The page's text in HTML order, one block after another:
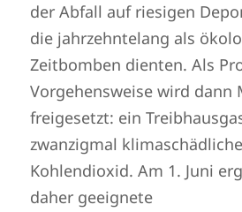
der Abfall auf riesigen
die jahrzehntelang als
Zeitbomben dienten. Als
Vorgehensweise wird dann
freigesetzt: ein
zwanzigmal
Kohlendioxid. Am 1. Juni
daher geeignete